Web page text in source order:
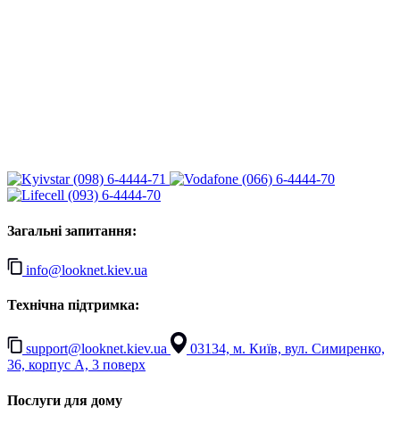
(098) 6-4444-71
(066) 6-4444-70
(093) 6-4444-70
Загальні запитання:
info@looknet.kiev.ua
Технічна підтримка:
support@looknet.kiev.ua
03134, м. Київ, вул. Симиренко,
36, корпус А, 3 поверх
Послуги для дому